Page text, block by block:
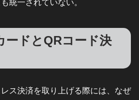
統一されていない。
ードとQRコード決
ス決済を取り上げる際には、なぜ